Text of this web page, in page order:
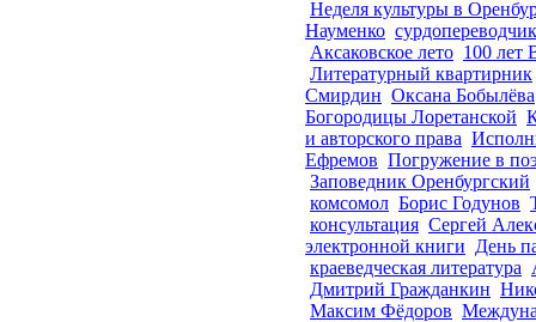
Неделя культуры в
Науменко сурдопереводчик
Аксаковское лето 100
Литературный квартирник
Смирдин Оксана Бобылёва
Богородицы Лоретанской
и авторского права
Ефремов Погружение в
Заповедник Оренбургский
комсомол Борис Годунов
консультация Сергей
электронной книги День
краеведческая литература
Дмитрий Гражданкин
Максим Фёдоров